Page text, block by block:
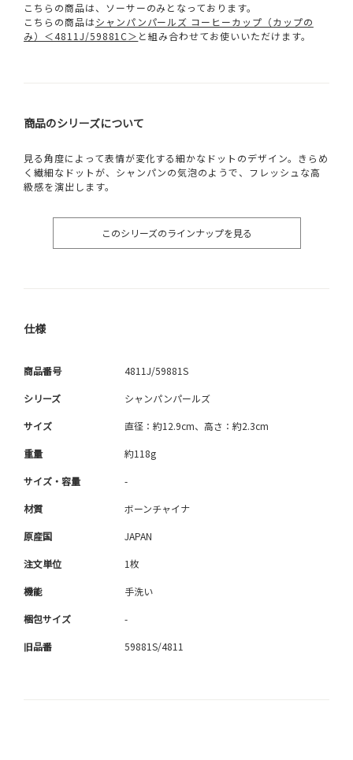
こちらの商品は、ソーサーのみとなっております。
こちらの商品はシャンパンパールズ コーヒーカップ（カップの
み）＜4811J/59881C＞ と組み合わせてお使いいただけます。
商品のシリーズについて
見る角度によって表情が変化する細かなドットのデザイン。きらめ
く繊細なドットが、シャンパンの気泡のようで、フレッシュな高
級感を演出します。
このシリーズのラインナップを見る
仕様
商品番号 4811J/59881S
シリーズ シャンパンパールズ
サイズ 直径：約12.9cm、高さ：約2.3cm
重量 約118g
サイズ・容量 -
材質 ボーンチャイナ
原産国 JAPAN
注文単位 1枚
機能 手洗い
梱包サイズ -
旧品番 59881S/4811